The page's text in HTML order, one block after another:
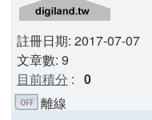
註冊日期: 2017-07-07
文章數: 9
目前積分 : 0
離線